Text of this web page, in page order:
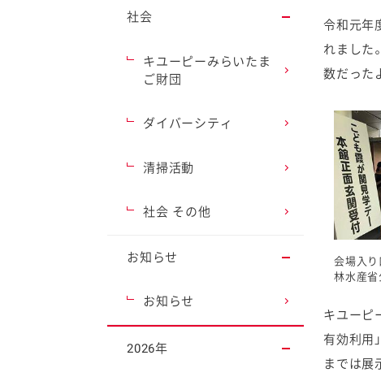
令和元年
れました
数だった
会場入り
林水産省
キユーピ
有効利用
までは展
社会
キユーピーみらいたま
ご財団
ダイバーシティ
清掃活動
社会 その他
お知らせ
お知らせ
2026年